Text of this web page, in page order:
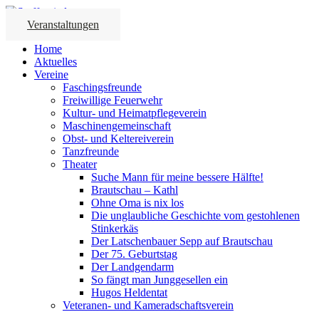
Veranstaltungen
Home
Aktuelles
Vereine
Faschingsfreunde
Freiwillige Feuerwehr
Kultur- und Heimatpflegeverein
Maschinengemeinschaft
Obst- und Keltereiverein
Tanzfreunde
Theater
Suche Mann für meine bessere Hälfte!
Brautschau – Kathl
Ohne Oma is nix los
Die unglaubliche Geschichte vom gestohlenen
Stinkerkäs
Der Latschenbauer Sepp auf Brautschau
Der 75. Geburtstag
Der Landgendarm
So fängt man Junggesellen ein
Hugos Heldentat
Veteranen- und Kameradschaftsverein